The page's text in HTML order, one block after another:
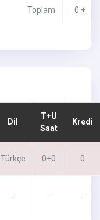
Toplam 0 +
Dil
T+U
Saat
Kredi
Türkçe 0+0 0
- - -